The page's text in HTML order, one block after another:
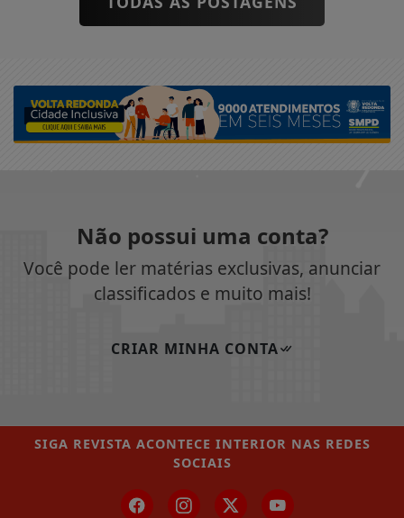
Não possui uma conta?
Você pode ler matérias exclusivas, anunciar
classificados e muito mais!
CRIAR MINHA CONTA
SIGA REVISTA ACONTECE INTERIOR NAS REDES
SOCIAIS